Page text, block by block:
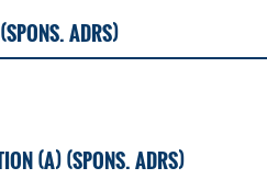
ADRS)
(A) (SPONS. ADRS)